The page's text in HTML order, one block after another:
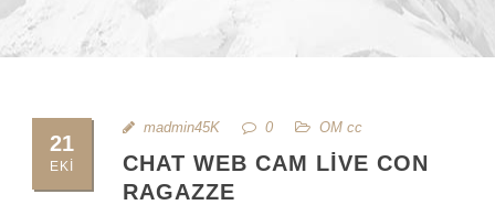
21
EKI
madmin45K 0 OM cc
CHAT WEB CAM LIVE CON
RAGAZZE